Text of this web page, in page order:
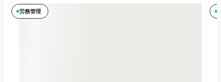
労務管理